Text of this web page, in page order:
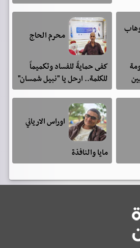
محرم الحاج
كفى حمايةً للفساد وتكميماً
للكلمة.. ارحل يا "نبيل شمسان"
اوراس الارياني
مايا والنافذة